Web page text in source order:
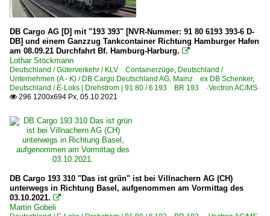
DB Cargo AG [D] mit "193 393" [NVR-Nummer: 91 80 6193 393-6 D-
DB] und einem Ganzzug Tankcontainer Richtung Hamburger Hafen
am 08.09.21 Durchfahrt Bf. Hamburg-Harburg. 
Lothar Stöckmann
Deutschland / Güterverkehr / KLV Containerzüge Deutschland /
Unternehmen (A - K) / DB Cargo Deutschland AG, Mainz ex DB Schenker,
Deutschland / E-Loks | Drehstrom | 91 80 / 6 193 BR 193 ·Vectron AC/MS·
 296 1200x694 Px, 05.10.2021
DB Cargo 193 310 "Das ist grün" ist bei Villnachern AG (CH)
unterwegs in Richtung Basel, aufgenommen am Vormittag des
03.10.2021. 
Martin Gobeli